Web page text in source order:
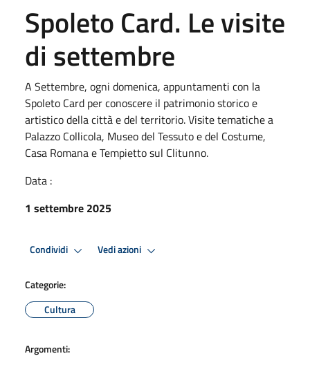
Spoleto Card. Le visite
di settembre
A Settembre, ogni domenica, appuntamenti con la
Spoleto Card per conoscere il patrimonio storico e
artistico della città e del territorio. Visite tematiche a
Palazzo Collicola, Museo del Tessuto e del Costume,
Casa Romana e Tempietto sul Clitunno.
Data :
1 settembre 2025
Condividi Vedi azioni
Categorie:
Cultura
Argomenti: